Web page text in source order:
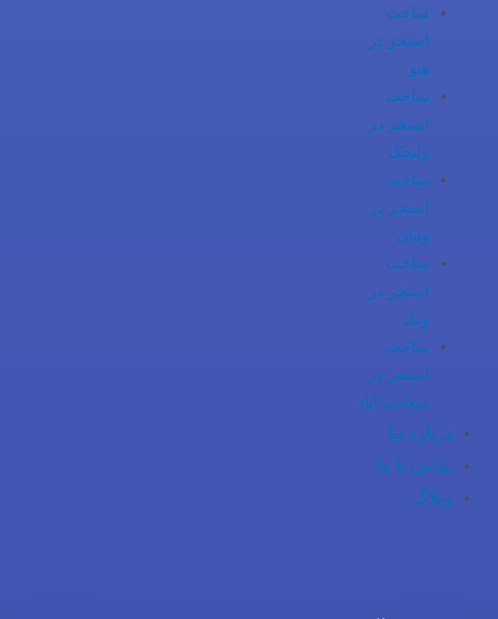
ساخت
استخر در
هیو
ساخت
استخر در
ولنجک
ساخت
استخر در
ولیان
ساخت
استخر در
ونک
ساخت
استخر در
سعادت آباد
درباره ما
تماس با ما
وبلاگ